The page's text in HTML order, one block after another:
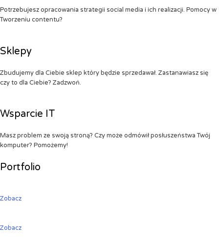
Potrzebujesz opracowania strategii social media i ich realizacji. Pomocy w
Tworzeniu contentu?
Sklepy
Zbudujemy dla Ciebie sklep który będzie sprzedawał. Zastanawiasz się
czy to dla Ciebie? Zadzwoń.
Wsparcie IT
Masz problem ze swoją stroną? Czy może odmówił posłuszeństwa Twój
komputer? Pomożemy!
Portfolio
Zobacz
Zobacz